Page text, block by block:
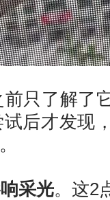
只了解了
后才发现
采光。这2